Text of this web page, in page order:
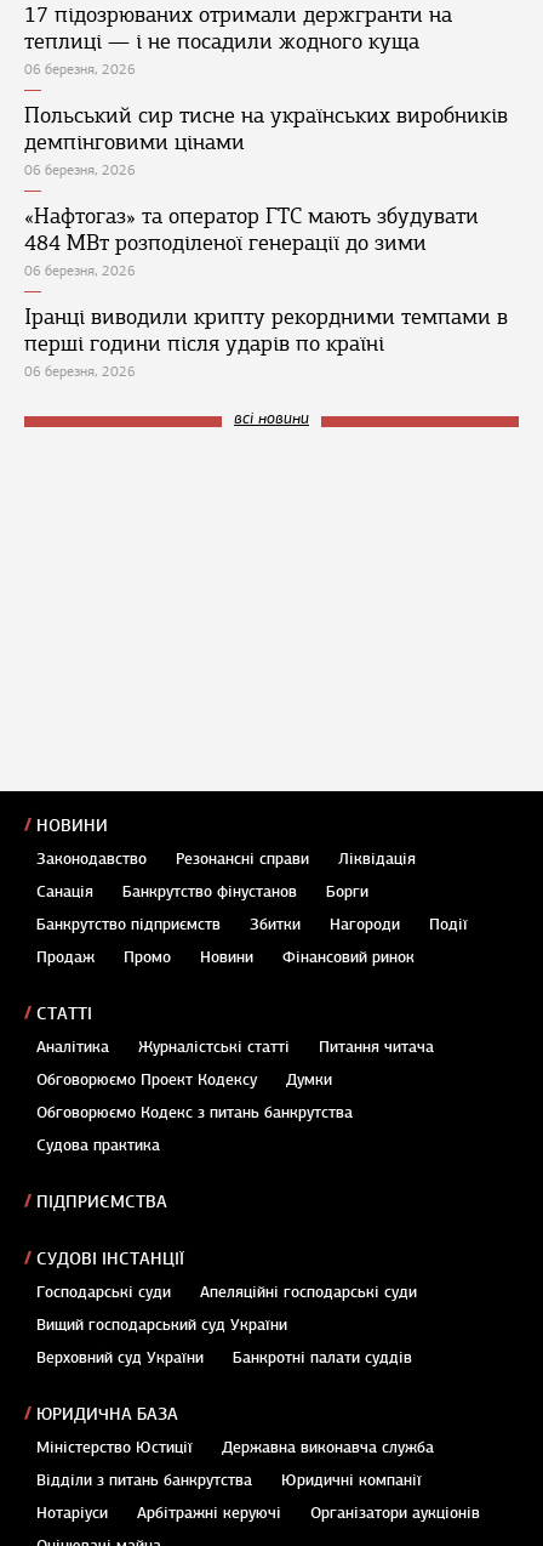
17 підозрюваних отримали держгранти на
теплиці — і не посадили жодного куща
06 березня, 2026
Польський сир тисне на українських виробників
демпінговими цінами
06 березня, 2026
«Нафтогаз» та оператор ГТС мають збудувати
484 МВт розподіленої генерації до зими
06 березня, 2026
Іранці виводили крипту рекордними темпами в
перші години після ударів по країні
06 березня, 2026
всі новини
НОВИНИ
Законодавство Резонансні справи
Ліквідація
Санація
Банкрутство фінустанов
Борги
Банкрутство підприємств
Збитки Нагороди
Події
Продаж
Промо Новини Фінансовий ринок
СТАТТІ
Аналітика Журналістські статті
Питання читача
Обговорюємо Проект Кодексу
Думки
Обговорюємо Кодекс з питань банкрутства
Судова практика
ПІДПРИЄМСТВА
СУДОВІ ІНСТАНЦІЇ
Господарські суди
Апеляційні господарські суди
Вищий господарський суд України
Верховний суд України
Банкротні палати суддів
ЮРИДИЧНА БАЗА
Міністерство Юстиції
Державна виконавча служба
Відділи з питань банкрутства
Юридичні компанії
Нотаріуси
Арбітражні керуючі
Організатори аукціонів